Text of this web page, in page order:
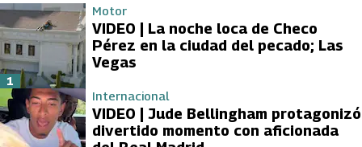
Motor
VIDEO | La noche loca de Checo
Pérez en la ciudad del pecado; Las
Vegas
1
Internacional
VIDEO | Jude Bellingham protagonizó
divertido momento con aficionada